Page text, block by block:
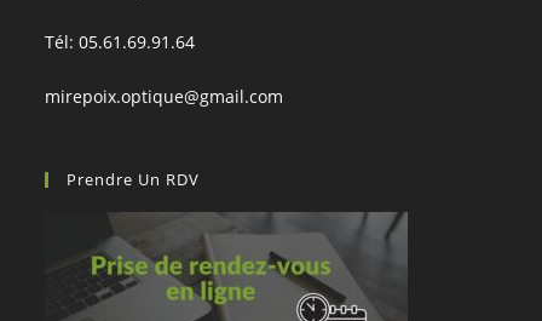
Tél: 05.61.69.91.64
mirepoix.optique@gmail.com
Prendre Un RDV